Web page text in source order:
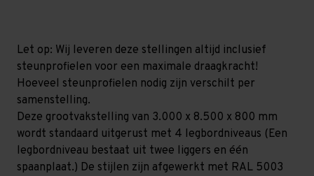
niveaus
(Liggers:
1.350
mm)
niveaus
(Liggers:
1.350
mm)
Let op: Wij leveren deze stellingen altijd inclusief
steunprofielen voor een maximale draagkracht!
Hoeveel steunprofielen nodig zijn verschilt per
samenstelling.
Deze grootvakstelling van 3.000 x 8.500 x 800 mm
wordt standaard uitgerust met 4 legbordniveaus (Een
legbordniveau bestaat uit twee liggers en één
spaanplaat.) De stijlen zijn afgewerkt met RAL 5003